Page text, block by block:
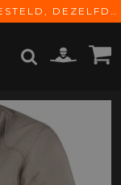
OP ONZE WERKDAGEN VOOR 15:00 BESTELD, DEZELFDE DAG VERZONDEN! GRATIS VERZENDING VANAF € 65,-